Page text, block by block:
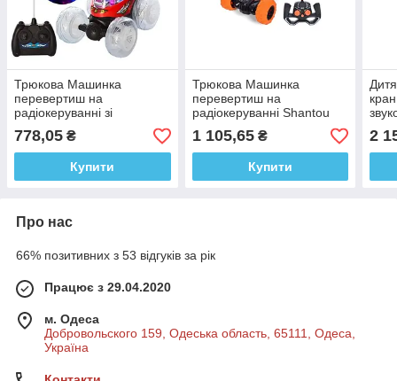
Трюкова Машинка
перевертиш на
радіокеруванні зі
світловими та звуковими
ефектами 48555
778,05 ₴
Купити
Трюкова Машинка
перевертиш на
радіокеруванні Shantou
Jinxing Stunt twist синя,
помаранчева, для дітей
6+
1 105,65₴
Купити
2
Про нас
66% позитивних з 53 відгуків за рік
Працює з 29.04.2020
м. Одеса
Добровольского 159, Одеська область, 65111, Одеса,
Україна